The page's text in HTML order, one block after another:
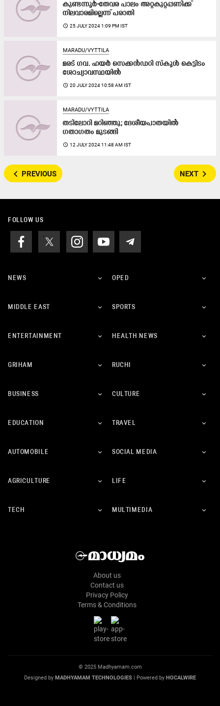
കുണ്ടന്നൂർ-തേവര പാലം അറ്റകുറ്റപ്പണിക്ക്​
നിലവാരമില്ലെന്ന്​ പരാതി
access_time 25 JULY 2024 1:09 PM IST
MARADU/VYTTILA
മരട് ഗവ. ഹയർ സെക്കൻഡറി സ്കൂൾ കെട്ടിടം
ശോച്യാവസ്ഥയിൽ
access_time 20 JULY 2024 10:58 AM IST
MARADU/VYTTILA
തടിലോറി മറിഞ്ഞു; ദേശീയപാതയിൽ
ഗതാഗതം മുടങ്ങി
access_time 12 JULY 2024 11:48 AM IST
navigate_before PREVIOUS NEXT navigate_next
FOLLOW US
NEWS OPED
MIDDLE EAST SPORTS
ENTERTAINMENT HEALTH NEWS
GRIHAM RUCHI
BUSINESS CULTURE
EDUCATION TRAVEL
AUTOMOBILE SOCIAL MEDIA
AGRICULTURE LIFE
TECH MULTIMEDIA
About us
Contact us
Privacy Policy
Terms & Conditions
© 2025 Madhyamam.com
Designed by MADHYAMAM TECHNOLOGIES | Powered by HOCALWIRE